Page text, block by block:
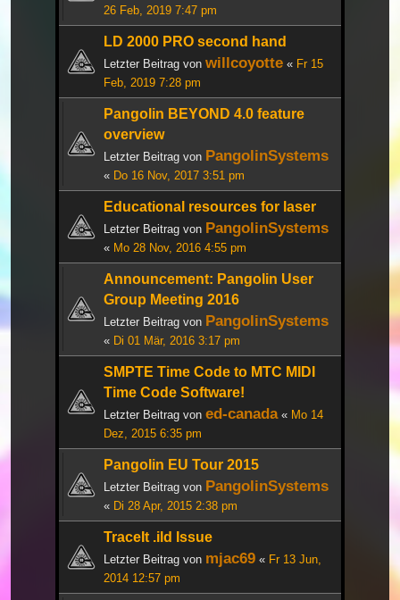
26 Feb, 2019 7:47 pm
LD 2000 PRO second hand
Letzter Beitrag von willcoyotte « Fr 15
Feb, 2019 7:28 pm
Pangolin BEYOND 4.0 feature
overview
Letzter Beitrag von PangolinSystems
« Do 16 Nov, 2017 3:51 pm
Educational resources for laser
Letzter Beitrag von PangolinSystems
« Mo 28 Nov, 2016 4:55 pm
Announcement: Pangolin User
Group Meeting 2016
Letzter Beitrag von PangolinSystems
« Di 01 Mär, 2016 3:17 pm
SMPTE Time Code to MTC MIDI
Time Code Software!
Letzter Beitrag von ed-canada« Mo 14
Dez, 2015 6:35 pm
Pangolin EU Tour 2015
Letzter Beitrag von PangolinSystems
« Di 28 Apr, 2015 2:38 pm
TraceIt .ild Issue
Letzter Beitrag von mjac69 « Fr 13 Jun,
2014 12:57 pm